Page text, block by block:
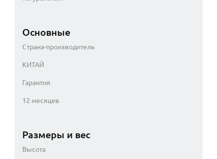
Основные
Страна-производитель
КИТАЙ
Гарантия
12 месяцев
Размеры и вес
Высота